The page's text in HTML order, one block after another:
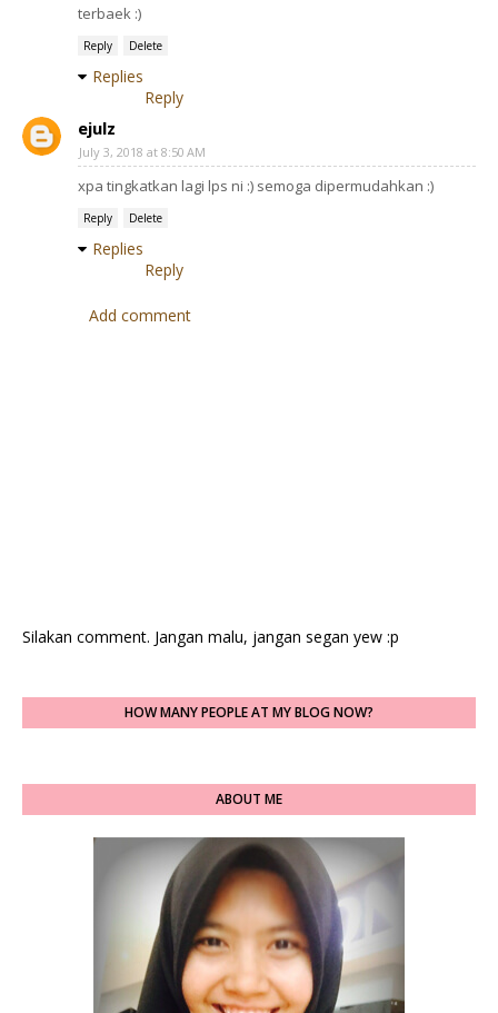
terbaek :)
Reply Delete
Replies
Reply
ejulz
July 3, 2018 at 8:50 AM
xpa tingkatkan lagi lps ni :) semoga dipermudahkan :)
Reply Delete
Replies
Reply
Add comment
Silakan comment. Jangan malu, jangan segan yew :p
HOW MANY PEOPLE AT MY BLOG NOW?
ABOUT ME